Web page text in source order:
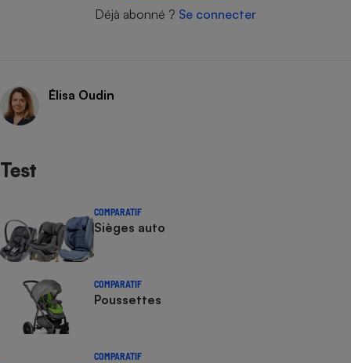
Déjà abonné ? Se connecter
Élisa Oudin
Test
COMPARATIF
Sièges auto
COMPARATIF
Poussettes
COMPARATIF